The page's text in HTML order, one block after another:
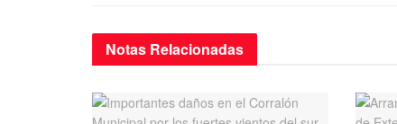
k
Notas Relacionadas